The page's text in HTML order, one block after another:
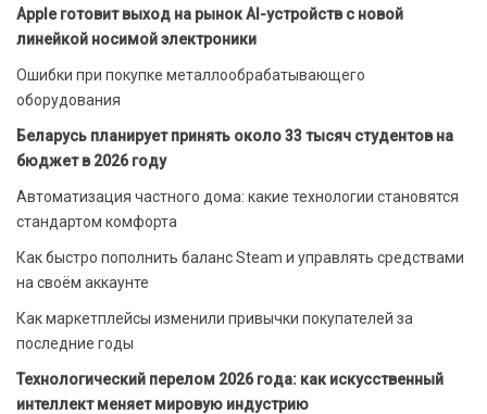
Apple готовит выход на рынок AI-устройств с новой
линейкой носимой электроники
Ошибки при покупке металлообрабатывающего
оборудования
Беларусь планирует принять около 33 тысяч студентов на
бюджет в 2026 году
Автоматизация частного дома: какие технологии становятся
стандартом комфорта
Как быстро пополнить баланс Steam и управлять средствами
на своём аккаунте
Как маркетплейсы изменили привычки покупателей за
последние годы
Технологический перелом 2026 года: как искусственный
интеллект меняет мировую индустрию